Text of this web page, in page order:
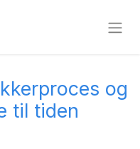
og
til tiden